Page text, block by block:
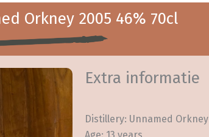
Orkney 2005 46% 70cl
Extra informatie
Distillery: Unnamed Orkney